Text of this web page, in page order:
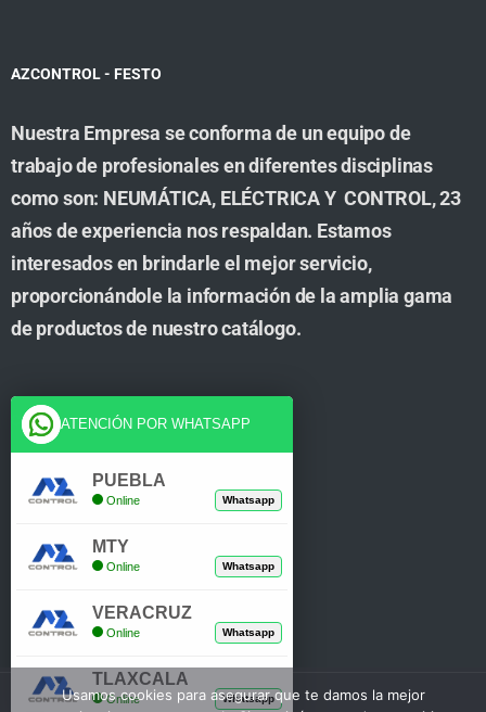
AZCONTROL - FESTO
Nuestra Empresa se conforma de un equipo de
trabajo de profesionales en diferentes disciplinas
como son: NEUMÁTICA, ELÉCTRICA Y CONTROL, 23
años de experiencia nos respaldan. Estamos
interesados en brindarle el mejor servicio,
proporcionándole la información de la amplia gama
de productos de nuestro catálogo.
Cuenta
Tienda
Mi Cuenta
Usamos cookies para asegurar que te damos la mejor
ATENCIÓN POR WHATSAPP
PUEBLA
Online Whatsapp
MTY
Online Whatsapp
VERACRUZ
Online Whatsapp
TLAXCALA
Online Whatsapp